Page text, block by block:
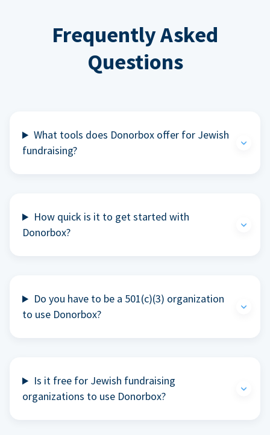
Frequently Asked
Questions
What tools does Donorbox offer for Jewish
fundraising?
How quick is it to get started with
Donorbox?
Do you have to be a 501(c)(3) organization
to use Donorbox?
Is it free for Jewish fundraising
organizations to use Donorbox?